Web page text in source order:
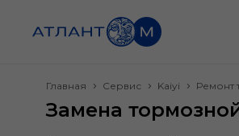
Главная Сервис Kaiyi Ремонт
Замена